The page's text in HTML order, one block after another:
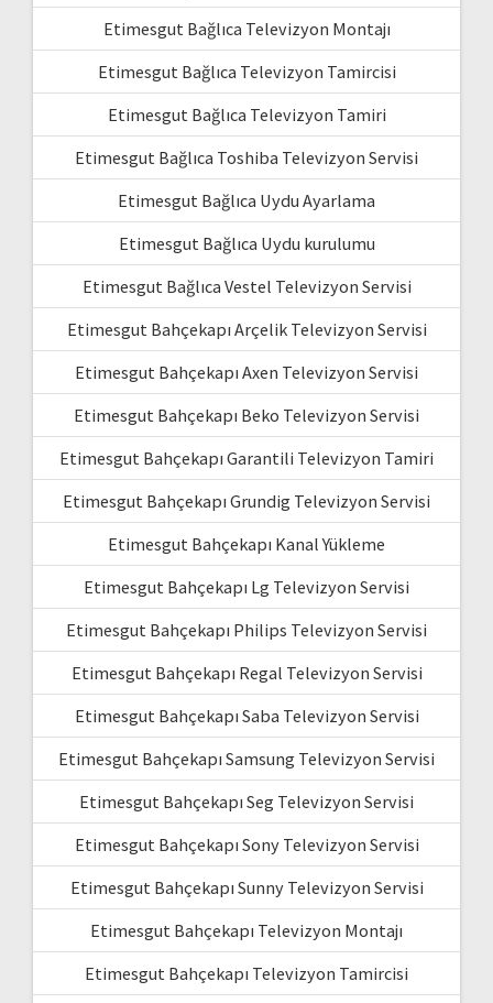
Etimesgut Bağlıca Televizyon Montajı
Etimesgut Bağlıca Televizyon Tamircisi
Etimesgut Bağlıca Televizyon Tamiri
Etimesgut Bağlıca Toshiba Televizyon Servisi
Etimesgut Bağlıca Uydu Ayarlama
Etimesgut Bağlıca Uydu kurulumu
Etimesgut Bağlıca Vestel Televizyon Servisi
Etimesgut Bahçekapı Arçelik Televizyon Servisi
Etimesgut Bahçekapı Axen Televizyon Servisi
Etimesgut Bahçekapı Beko Televizyon Servisi
Etimesgut Bahçekapı Garantili Televizyon Tamiri
Etimesgut Bahçekapı Grundig Televizyon Servisi
Etimesgut Bahçekapı Kanal Yükleme
Etimesgut Bahçekapı Lg Televizyon Servisi
Etimesgut Bahçekapı Philips Televizyon Servisi
Etimesgut Bahçekapı Regal Televizyon Servisi
Etimesgut Bahçekapı Saba Televizyon Servisi
Etimesgut Bahçekapı Samsung Televizyon Servisi
Etimesgut Bahçekapı Seg Televizyon Servisi
Etimesgut Bahçekapı Sony Televizyon Servisi
Etimesgut Bahçekapı Sunny Televizyon Servisi
Etimesgut Bahçekapı Televizyon Montajı
Etimesgut Bahçekapı Televizyon Tamircisi